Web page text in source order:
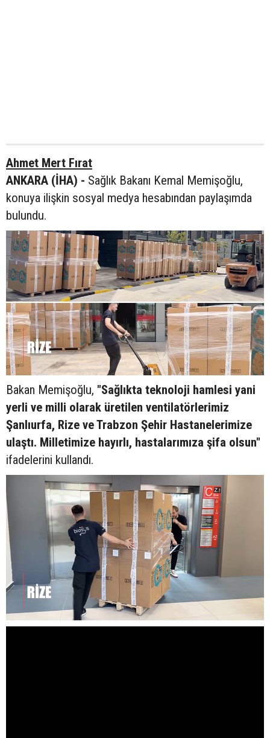
Ahmet Mert Fırat
ANKARA (İHA) - Sağlık Bakanı Kemal Memişoğlu,
konuya ilişkin sosyal medya hesabından paylaşımda
bulundu.
Bakan Memişoğlu, "Sağlıkta teknoloji hamlesi yani
yerli ve milli olarak üretilen ventilatörlerimiz
Şanlıurfa, Rize ve Trabzon Şehir Hastanelerimize
ulaştı. Milletimize hayırlı, hastalarımıza şifa olsun"
ifadelerini kullandı.